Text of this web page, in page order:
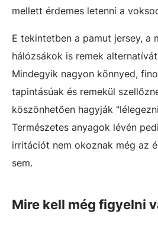
mellett érdemes letenni a
E tekintetben a pamut jersey, a
hálózsákok is remek
Mindegyik nagyon könnyed,
tapintásúak és remekül
köszönhetően hagyják
Természetes anyagok lévén
irritációt nem okoznak még az
sem.
Mire kell még figyelni